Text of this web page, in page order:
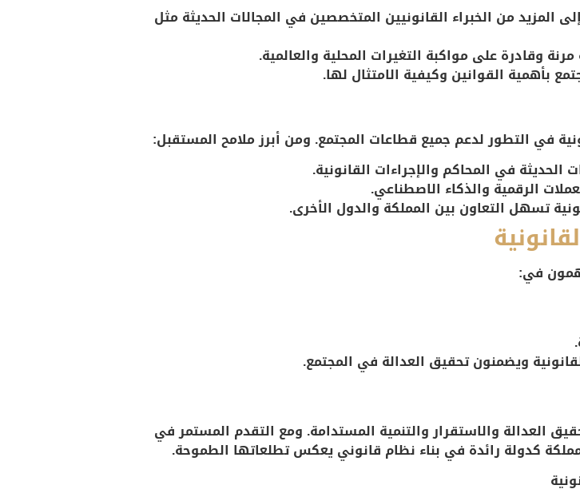
المزيد من الخبراء القانونيين المتخصصين في المجالات الحديثة مثل
وقادرة على مواكبة التغيرات المحلية والعالمية.
بأهمية القوانين وكيفية الامتثال لها.
في التطور لدعم جميع قطاعات المجتمع. ومن أبرز ملامح المستقبل:
في المحاكم والإجراءات القانونية.
الرقمية والذكاء الاصطناعي.
تسهل التعاون بين المملكة والدول الأخرى.
في:
ويضمنون تحقيق العدالة في المجتمع.
العدالة والاستقرار والتنمية المستدامة. ومع التقدم المستمر في
كدولة رائدة في بناء نظام قانوني يعكس تطلعاتها الطموحة.